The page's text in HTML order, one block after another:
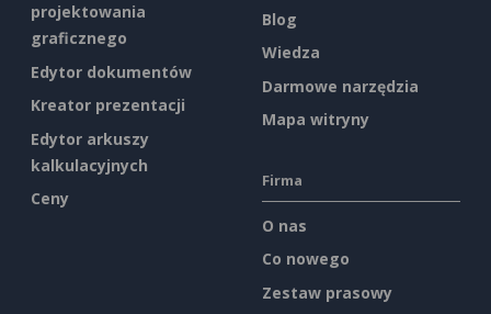
projektowania
graficznego
Edytor dokumentów
Kreator prezentacji
Edytor arkuszy
kalkulacyjnych
Ceny
Blog
Wiedza
Darmowe narzędzia
Mapa witryny
Firma
O nas
Co nowego
Zestaw prasowy